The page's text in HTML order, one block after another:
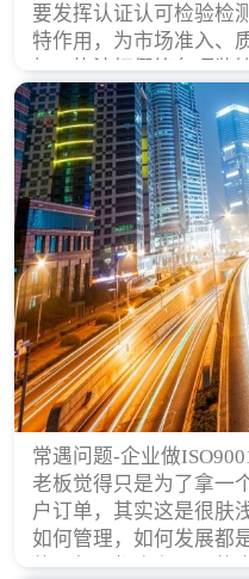
要发挥认证认可检验检
特作用，为市场准入、
权、执法打假等各项监
据。
常遇问题-企业做
老板觉得只是为了拿一
户订单，其实这是很肤
如何管理，如何发展都
的，每天都会有不同的